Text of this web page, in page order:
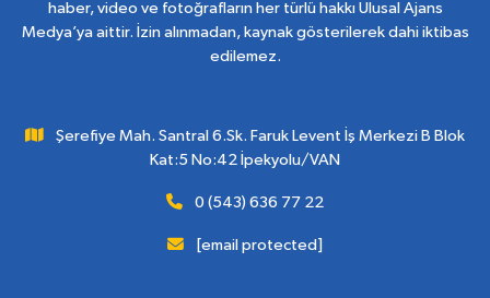
haber, video ve fotoğrafların her türlü hakkı Ulusal Ajans
Medya’ya aittir. İzin alınmadan, kaynak gösterilerek dahi iktibas
edilemez.
Şerefiye Mah. Santral 6.Sk. Faruk Levent İş Merkezi B Blok
Kat:5 No:42 İpekyolu/VAN
0 (543) 636 77 22
[email protected]